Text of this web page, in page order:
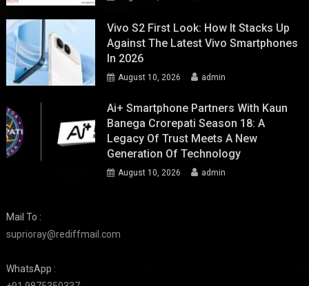
Vivo S2 First Look: How It Stacks Up
Against The Latest Vivo Smartphones
In 2026
August 10, 2026 admin
Ai+ Smartphone Partners With Kaun
Banega Crorepati Season 18: A
Legacy Of Trust Meets A New
Generation Of Technology
August 10, 2026 admin
Mail To :
suprioray@rediffmail.com
WhatsApp :